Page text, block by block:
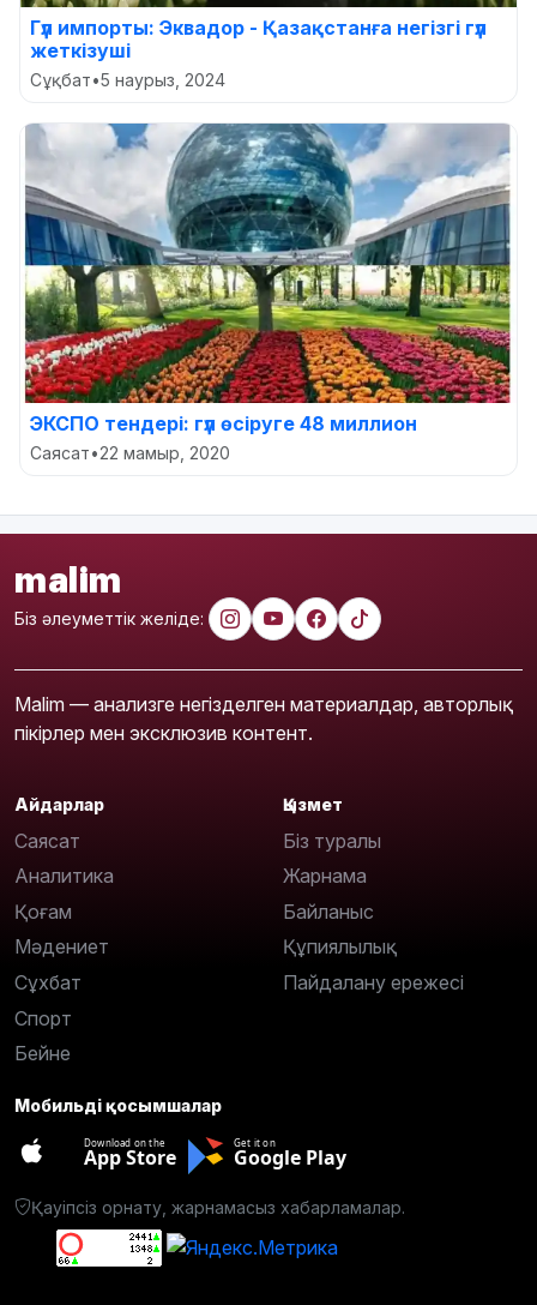
Гүл импорты: Эквадор - Қазақстанға негізгі гүл
жеткізуші
Сұқбат•5 наурыз, 2024
ЭКСПО тендері: гүл өсіруге 48 миллион
Саясат•22 мамыр, 2020
malim
Біз әлеуметтік желіде:
Malim — анализге негізделген материалдар, авторлық
пікірлер мен эксклюзив контент.
Айдарлар
Саясат
Аналитика
Қоғам
Мәдениет
Сұхбат
Спорт
Бейне
Қызмет
Біз туралы
Жарнама
Байланыс
Құпиялылық
Пайдалану ережесі
Мобильді қосымшалар
Download on the
App Store
Get it on
Google Play
Қауіпсіз орнату, жарнамасыз хабарламалар.